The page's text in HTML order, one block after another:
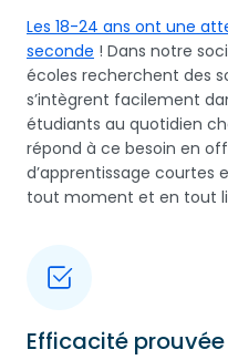
Les 18-24 ans ont une
seconde ! Dans notre
écoles recherchent des
s’intègrent facilement
étudiants au quotidien
répond à ce besoin en
d’apprentissage courtes
tout moment et en tout
Efficacité prouvée